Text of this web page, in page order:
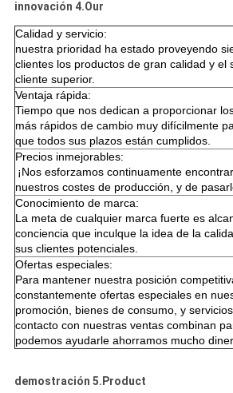
innovación 4.Our
Calidad y servicio:
nuestra prioridad ha estado proveyendo
clientes los productos de gran calidad y el
cliente superior.
Ventaja rápida:
Tiempo que nos dedican a proporcionar
más rápidos de cambio muy difícilmente
que todos sus plazos están cumplidos.
Precios inmejorables:
¡Nos esforzamos continuamente
nuestros costes de producción, y de
Conocimiento de marca:
La meta de cualquier marca fuerte es
conciencia que inculque la idea de la
sus clientes potenciales.
Ofertas especiales:
Para mantener nuestra posición
constantemente ofertas especiales en
promoción, bienes de consumo, y
contacto con nuestras ventas combinan
podemos ayudarle ahorramos mucho
demostración 5.Product